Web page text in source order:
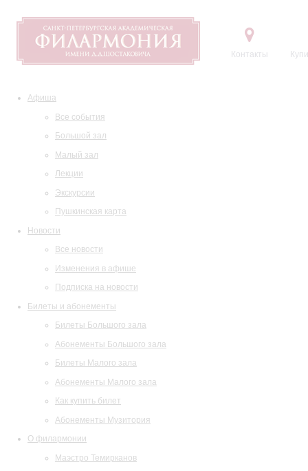
Контакты
Афиша
Все события
Большой зал
Малый зал
Лекции
Экскурсии
Пушкинская карта
Новости
Все новости
Изменения в афише
Подписка на новости
Билеты и абонементы
Билеты Большого зала
Абонементы Большого зала
Билеты Малого зала
Абонементы Малого зала
Как купить билет
Абонементы Музитория
О филармонии
Маэстро Темирканов